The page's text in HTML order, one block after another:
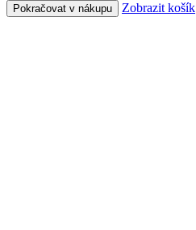
Pokračovat v nákupu Zobrazit košík